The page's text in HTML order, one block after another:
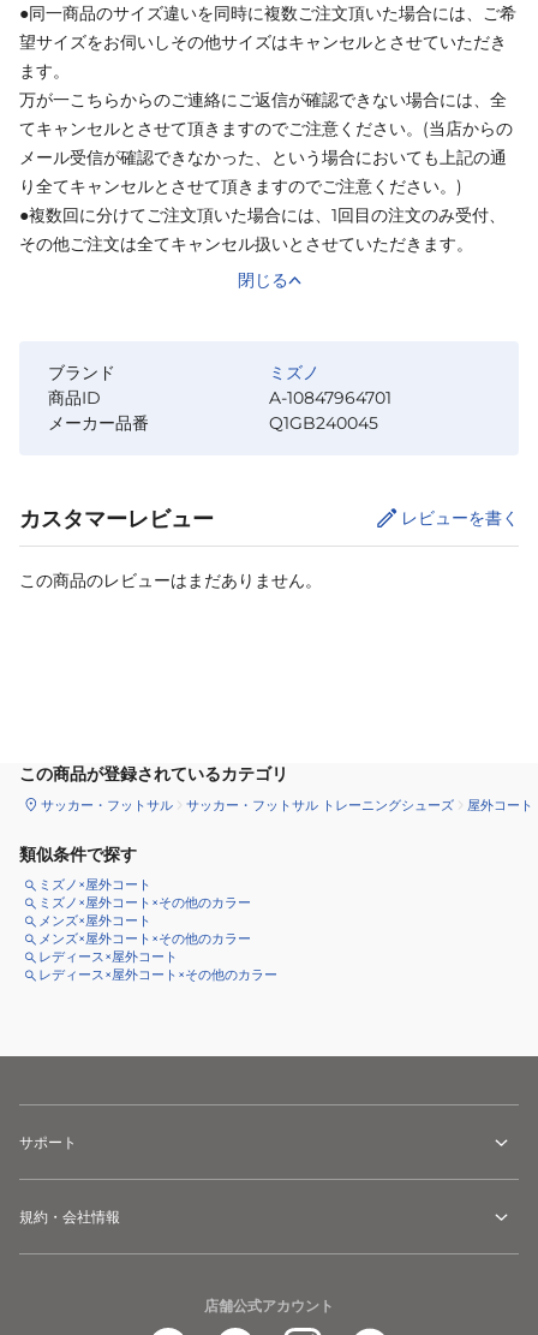
●同一商品のサイズ違いを同時に複数ご注文頂いた場合には、ご希
望サイズをお伺いしその他サイズはキャンセルとさせていただき
ます。
万が一こちらからのご連絡にご返信が確認できない場合には、全
てキャンセルとさせて頂きますのでご注意ください。(当店からの
メール受信が確認できなかった、という場合においても上記の通
り全てキャンセルとさせて頂きますのでご注意ください。)
●複数回に分けてご注文頂いた場合には、1回目の注文のみ受付、
その他ご注文は全てキャンセル扱いとさせていただきます。
閉じる
ブランド
ミズノ
商品ID
A-10847964701
メーカー品番
Q1GB240045
カスタマーレビュー レビューを書く
この商品のレビューはまだありません。
この商品が登録されているカテゴリ
サッカー・フットサル サッカー・フットサル トレーニングシューズ 屋外コート
類似条件で探す
ミズノ×屋外コート
ミズノ×屋外コート×その他のカラー
メンズ×屋外コート
メンズ×屋外コート×その他のカラー
レディース×屋外コート
レディース×屋外コート×その他のカラー
サポート
規約・会社情報
店舗公式アカウント